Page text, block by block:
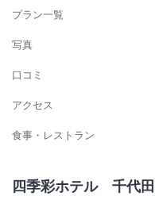
プラン一覧
写真
口コミ
アクセス
食事・レストラン
四季彩ホテル 千代